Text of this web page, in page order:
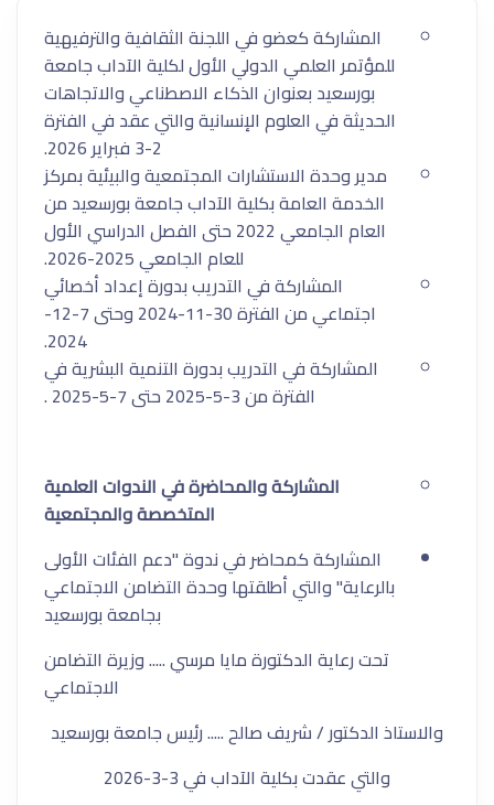
المشاركة كعضو في اللجنة الثقافية والترفيهية
للمؤتمر العلمي الدولي الأول لكلية الآداب جامعة
بورسعيد بعنوان الذكاء الاصطناعي والاتجاهات
الحديثة في العلوم الإنسانية والتي عقد في الفترة
2-3 فبراير 2026.
مدير وحدة الاستشارات المجتمعية والبيئية بمركز
الخدمة العامة بكلية الآداب جامعة بورسعيد من
العام الجامعي 2022 حتى الفصل الدراسي الأول
للعام الجامعي 2025-2026.
⁠المشاركة في التدريب بدورة إعداد أخصائي
اجتماعي من الفترة 30-11-2024 وحتى 7-12-
2024.
⁠المشاركة في التدريب بدورة التنمية البشرية في
الفترة من 3-5-2025 حتى 7-5-2025 .
المشاركةوالمحاضرةفيالندواتالعلمية
المتخصصةوالمجتمعية
المشاركة كمحاضر في ندوة "دعم الفئات الأولى
بالرعاية" والتي أطلقتها وحدة التضامن الاجتماعي
بجامعة بورسعيد
تحت رعاية الدكتورة مايا مرسي ..... وزيرة التضامن
الاجتماعي
والاستاذ الدكتور / شريف صالح ..... رئيس جامعة بورسعيد
والتي عقدت بكلية الآداب في 3-3-2026